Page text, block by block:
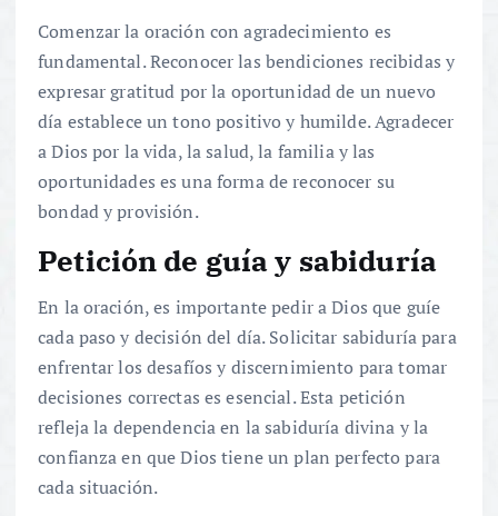
Comenzar la oración con agradecimiento es
fundamental. Reconocer las bendiciones recibidas y
expresar gratitud por la oportunidad de un nuevo
día establece un tono positivo y humilde. Agradecer
a Dios por la vida, la salud, la familia y las
oportunidades es una forma de reconocer su
bondad y provisión.
Petición de guía y sabiduría
En la oración, es importante pedir a Dios que guíe
cada paso y decisión del día. Solicitar sabiduría para
enfrentar los desafíos y discernimiento para tomar
decisiones correctas es esencial. Esta petición
refleja la dependencia en la sabiduría divina y la
confianza en que Dios tiene un plan perfecto para
cada situación.